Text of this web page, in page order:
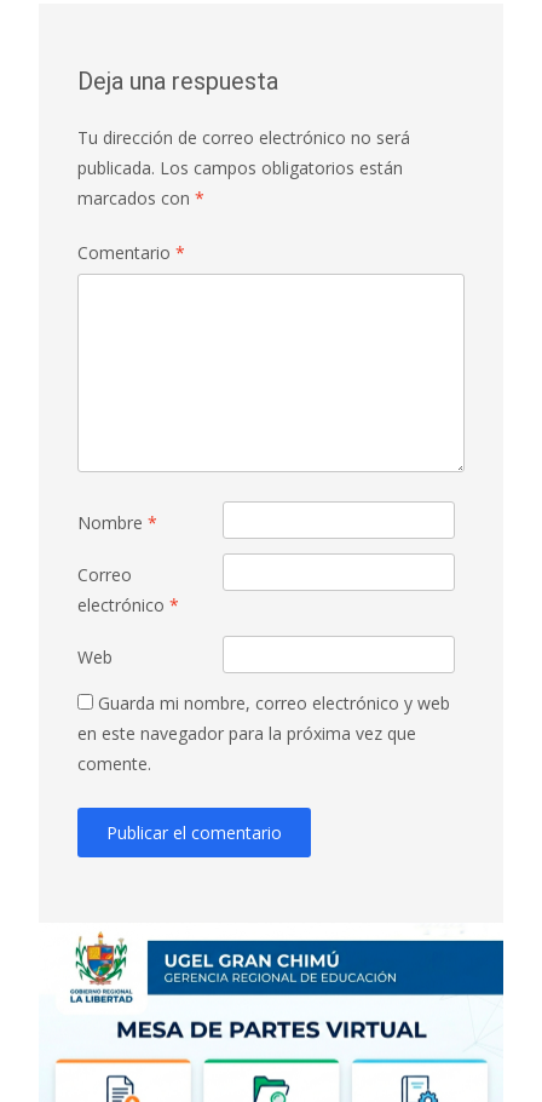
Deja una respuesta
Tu dirección de correo electrónico no será
publicada. Los campos obligatorios están
marcados con *
Comentario *
Nombre *
Correo
electrónico *
Web
Guarda mi nombre, correo electrónico y web
en este navegador para la próxima vez que
comente.